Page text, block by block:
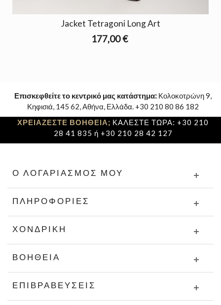
Jacket Tetragoni Long Art
177,00 €
Επισκεφθείτε το κεντρικό μας κατάστημα: Κολοκοτρώνη 9,
Κηφισιά, 145 62, Αθήνα, Ελλάδα. +30 210 80 86 182
ΧΡΕΙΑΖΕΣΤΕ ΒΟΗΘΕΙΑ; ΚΑΛΕΣΤΕ ΤΩΡΑ: +30 210
28 41 835 ή +30 210 28 42 127
Ο ΛΟΓΑΡΙΑΣΜΌΣ ΜΟΥ
ΠΛΗΡΟΦΟΡΊΕΣ
ΧΟΝΔΡΙΚΉ
ΒΟΉΘΕΙΑ
ΕΠΙΒΡΑΒΕΎΣΕΙΣ